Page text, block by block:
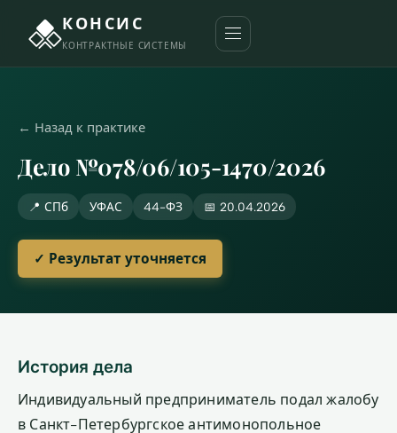
КОНСИС
КОНТРАКТНЫЕ СИСТЕМЫ
← Назад к практике
Дело №078/06/105-1470/2026
📍 СПб УФАС 44-ФЗ 📅 20.04.2026
✓ Результат уточняется
История дела
Индивидуальный предприниматель подал жалобу
в Санкт-Петербургское антимонопольное